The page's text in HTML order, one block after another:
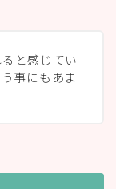
と感じてい
事にもあま